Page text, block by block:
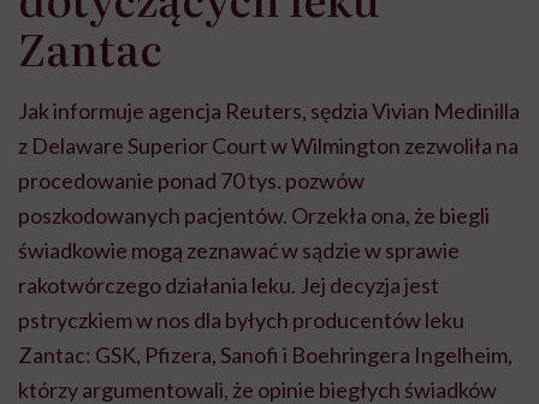
Zantac
Jak informuje agencja Reuters, sędzia Vivian Medinilla
z Delaware Superior Court w Wilmington zezwoliła na
procedowanie ponad 70 tys. pozwów
poszkodowanych pacjentów. Orzekła ona, że biegli
świadkowie mogą zeznawać w sądzie w sprawie
rakotwórczego działania leku. Jej decyzja jest
pstryczkiem w nos dla byłych producentów leku
Zantac: GSK, Pfizera, Sanofi i Boehringera Ingelheim,
którzy argumentowali, że opinie biegłych świadków